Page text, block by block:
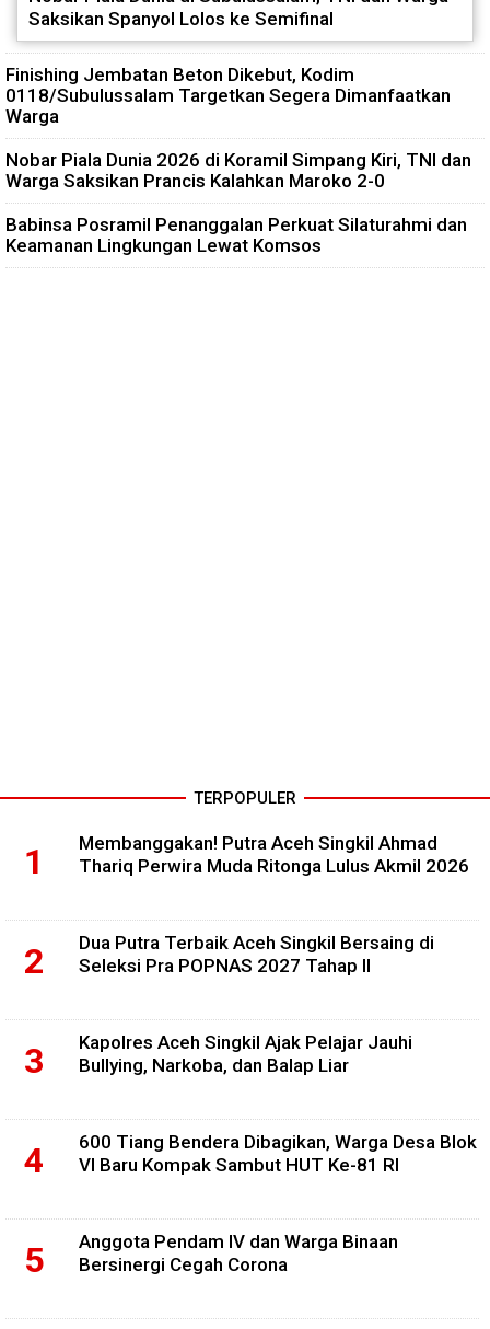
Saksikan Spanyol Lolos ke Semifinal
Finishing Jembatan Beton Dikebut, Kodim
0118/Subulussalam Targetkan Segera Dimanfaatkan
Warga
Nobar Piala Dunia 2026 di Koramil Simpang Kiri, TNI dan
Warga Saksikan Prancis Kalahkan Maroko 2-0
Babinsa Posramil Penanggalan Perkuat Silaturahmi dan
Keamanan Lingkungan Lewat Komsos
TERPOPULER
Membanggakan! Putra Aceh Singkil Ahmad
Thariq Perwira Muda Ritonga Lulus Akmil 2026
Dua Putra Terbaik Aceh Singkil Bersaing di
Seleksi Pra POPNAS 2027 Tahap II
Kapolres Aceh Singkil Ajak Pelajar Jauhi
Bullying, Narkoba, dan Balap Liar
600 Tiang Bendera Dibagikan, Warga Desa Blok
VI Baru Kompak Sambut HUT Ke-81 RI
Anggota Pendam IV dan Warga Binaan
Bersinergi Cegah Corona